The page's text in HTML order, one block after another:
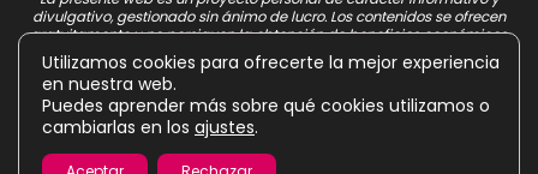
divulgativo, gestionado sin ánimo de lucro. Los contenidos se ofrecen
gratuitamente y no persiguen la obtención de beneficios económicos.
Política de Privacidad
Política de Cookies
Utilizamos cookies para ofrecerte la mejor experiencia
en nuestra web.
Puedes aprender más sobre qué cookies utilizamos o
cambiarlas en los ajustes.